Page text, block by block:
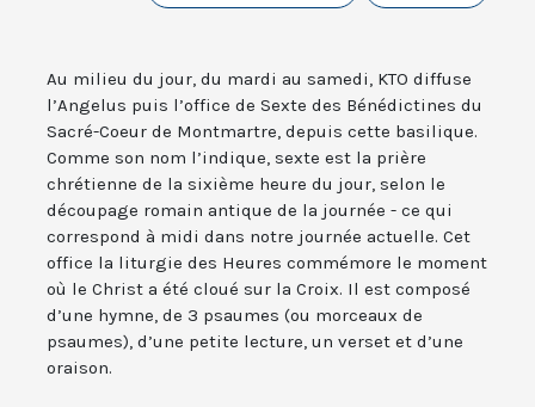
Au milieu du jour, du mardi au samedi, KTO diffuse
l’Angelus puis l’office de Sexte des Bénédictines du
Sacré-Coeur de Montmartre, depuis cette basilique.
Comme son nom l’indique, sexte est la prière
chrétienne de la sixième heure du jour, selon le
découpage romain antique de la journée - ce qui
correspond à midi dans notre journée actuelle. Cet
office la liturgie des Heures commémore le moment
où le Christ a été cloué sur la Croix. Il est composé
d’une hymne, de 3 psaumes (ou morceaux de
psaumes), d’une petite lecture, un verset et d’une
oraison.